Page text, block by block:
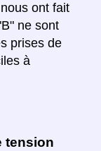
ont fait
ne sont
prises de
à
tension